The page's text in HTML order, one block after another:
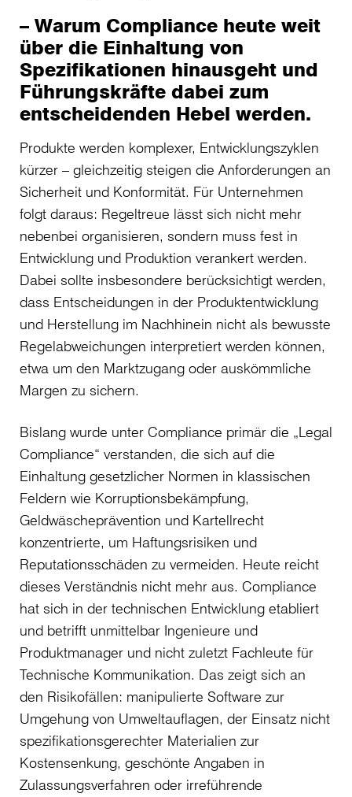
– Warum Compliance heute weit
über die Einhaltung von
Spezifikationen hinausgeht und
Führungskräfte dabei zum
entscheidenden Hebel werden.
Produkte werden komplexer, Entwicklungszyklen
kürzer – gleichzeitig steigen die Anforderungen an
Sicherheit und Konformität. Für Unternehmen
folgt daraus: Regeltreue lässt sich nicht mehr
nebenbei organisieren, sondern muss fest in
Entwicklung und Produktion verankert werden.
Dabei sollte insbesondere berücksichtigt werden,
dass Entscheidungen in der Produktentwicklung
und Herstellung im Nachhinein nicht als bewusste
Regelabweichungen interpretiert werden können,
etwa um den Marktzugang oder auskömmliche
Margen zu sichern.
Bislang wurde unter Compliance primär die „Legal
Compliance“ verstanden, die sich auf die
Einhaltung gesetzlicher Normen in klassischen
Feldern wie Korruptionsbekämpfung,
Geldwäscheprävention und Kartellrecht
konzentrierte, um Haftungsrisiken und
Reputationsschäden zu vermeiden. Heute reicht
dieses Verständnis nicht mehr aus. Compliance
hat sich in der technischen Entwicklung etabliert
und betrifft unmittelbar Ingenieure und
Produktmanager und nicht zuletzt Fachleute für
Technische Kommunikation. Das zeigt sich an
den Risikofällen: manipulierte Software zur
Umgehung von Umweltauflagen, der Einsatz nicht
spezifikationsgerechter Materialien zur
Kostensenkung, geschönte Angaben in
Zulassungsverfahren oder irreführende